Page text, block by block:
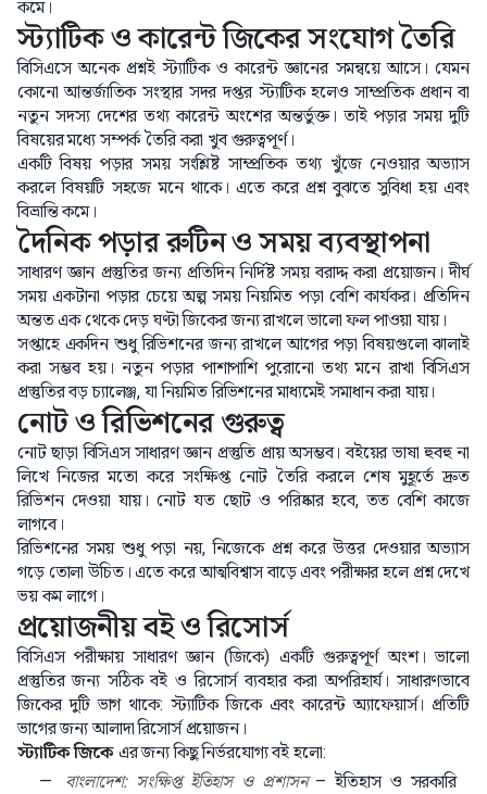
কমে।
স্ট্যাটিক ও কারেন্ট জিকের সংযোগ তৈরি
বিসিএসে অনেক প্রশ্নই স্ট্যাটিক ও কারেন্ট জ্ঞানের সমন্বয়ে আসে। যেমন
কোনো আন্তর্জাতিক সংস্থার সদর দপ্তর স্ট্যাটিক হলেও সাম্প্রতিক প্রধান বা
নতুন সদস্য দেশের তথ্য কারেন্ট অংশের অন্তর্ভুক্ত। তাই পড়ার সময় দুটি
বিষয়ের মধ্যে সম্পর্ক তৈরি করা খুব গুরুত্বপূর্ণ।
একটি বিষয় পড়ার সময় সংশ্লিষ্ট সাম্প্রতিক তথ্য খুঁজে নেওয়ার অভ্যাস
করলে বিষয়টি সহজে মনে থাকে। এতে করে প্রশ্ন বুঝতে সুবিধা হয় এবং
বিভ্রান্তি কমে।
দৈনিক পড়ার রুটিন ও সময় ব্যবস্থাপনা
সাধারণ জ্ঞান প্রস্তুতির জন্য প্রতিদিন নির্দিষ্ট সময় বরাদ্দ করা প্রয়োজন। দীর্ঘ
সময় একটানা পড়ার চেয়ে অল্প সময় নিয়মিত পড়া বেশি কার্যকর। প্রতিদিন
অন্তত এক থেকে দেড় ঘণ্টা জিকের জন্য রাখলে ভালো ফল পাওয়া যায়।
সপ্তাহে একদিন শুধু রিভিশনের জন্য রাখলে আগের পড়া বিষয়গুলো ঝালাই
করা সম্ভব হয়। নতুন পড়ার পাশাপাশি পুরোনো তথ্য মনে রাখা বিসিএস
প্রস্তুতির বড় চ্যালেঞ্জ, যা নিয়মিত রিভিশনের মাধ্যমেই সমাধান করা যায়।
নোট ও রিভিশনের গুরুত্ব
নোট ছাড়া বিসিএস সাধারণ জ্ঞান প্রস্তুতি প্রায় অসম্ভব। বইয়ের ভাষা হুবহু না
লিখে নিজের মতো করে সংক্ষিপ্ত নোট তৈরি করলে শেষ মুহূর্তে দ্রুত
রিভিশন দেওয়া যায়। নোট যত ছোট ও পরিষ্কার হবে, তত বেশি কাজে
লাগবে।
রিভিশনের সময় শুধু পড়া নয়, নিজেকে প্রশ্ন করে উত্তর দেওয়ার অভ্যাস
গড়ে তোলা উচিত। এতে করে আত্মবিশ্বাস বাড়ে এবং পরীক্ষার হলে প্রশ্ন দেখে
ভয় কম লাগে।
প্রয়োজনীয় বই ও রিসোর্স
বিসিএস পরীক্ষায় সাধারণ জ্ঞান (জিকে) একটি গুরুত্বপূর্ণ অংশ। ভালো
প্রস্তুতির জন্য সঠিক বই ও রিসোর্স ব্যবহার করা অপরিহার্য। সাধারণভাবে
জিকের দুটি ভাগ থাকে: স্ট্যাটিক জিকে এবং কারেন্ট অ্যাফেয়ার্স। প্রতিটি
ভাগের জন্য আলাদা রিসোর্স প্রয়োজন।
স্ট্যাটিক জিকে এর জন্য কিছু নির্ভরযোগ্য বই হলো:
বাংলাদেশ: সংক্ষিপ্ত ইতিহাস ও প্রশাসন– ইতিহাস ও সরকারি